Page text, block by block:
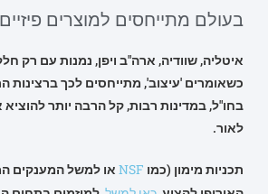
בעולם מתייחסים למוצרים
איטליה, שוודיה, ארה"ב ויפן, נמנות עם רק
כשאומרים 'עיצוב', מתייחסים לכך ברצינות
בחו"ל, במדינות רבות, קל הרבה יותר
לאור.
תכניות מימון (כמו NSFאו למשל המענקים